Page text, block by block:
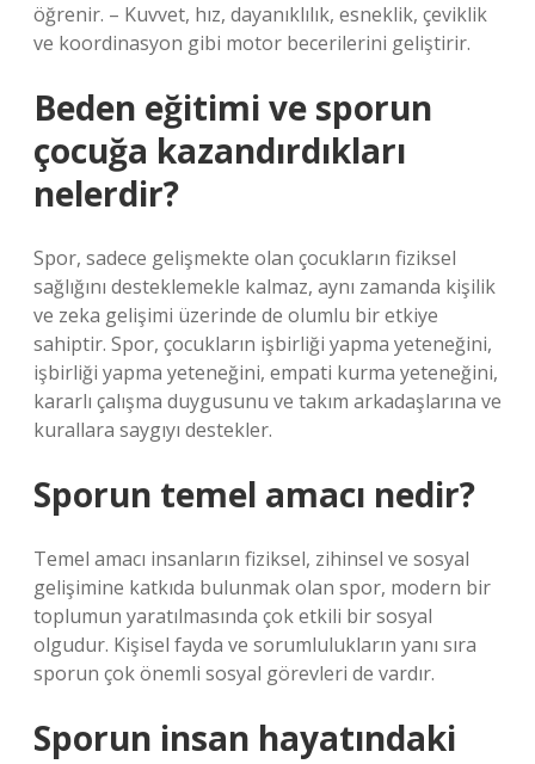
öğrenir. – Kuvvet, hız, dayanıklılık, esneklik, çeviklik
ve koordinasyon gibi motor becerilerini geliştirir.
Beden eğitimi ve sporun
çocuğa kazandırdıkları
nelerdir?
Spor, sadece gelişmekte olan çocukların fiziksel
sağlığını desteklemekle kalmaz, aynı zamanda kişilik
ve zeka gelişimi üzerinde de olumlu bir etkiye
sahiptir. Spor, çocukların işbirliği yapma yeteneğini,
işbirliği yapma yeteneğini, empati kurma yeteneğini,
kararlı çalışma duygusunu ve takım arkadaşlarına ve
kurallara saygıyı destekler.
Sporun temel amacı nedir?
Temel amacı insanların fiziksel, zihinsel ve sosyal
gelişimine katkıda bulunmak olan spor, modern bir
toplumun yaratılmasında çok etkili bir sosyal
olgudur. Kişisel fayda ve sorumlulukların yanı sıra
sporun çok önemli sosyal görevleri de vardır.
Sporun insan hayatındaki